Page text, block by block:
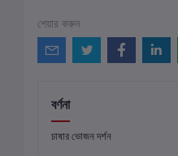
শেয়ার করুন
বর্ণনা
চাষার ভোজন দর্শন